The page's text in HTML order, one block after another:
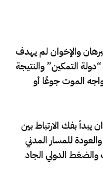
والإخوان لم يهدف
التمكين” والنتيجة
الموت جوعًا أو
يبدأ بفك الارتباط بين
للمسار المدني
الدولي الجاد